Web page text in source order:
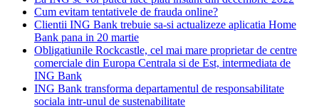
Cum evitam tentativele de frauda online?
Clientii ING Bank trebuie sa-si actualizeze aplicatia Home
Bank pana in 20 martie
Obligatiunile Rockcastle, cel mai mare proprietar de centre
comerciale din Europa Centrala si de Est, intermediata de
ING Bank
ING Bank transforma departamentul de responsabilitate
sociala intr-unul de sustenabilitate